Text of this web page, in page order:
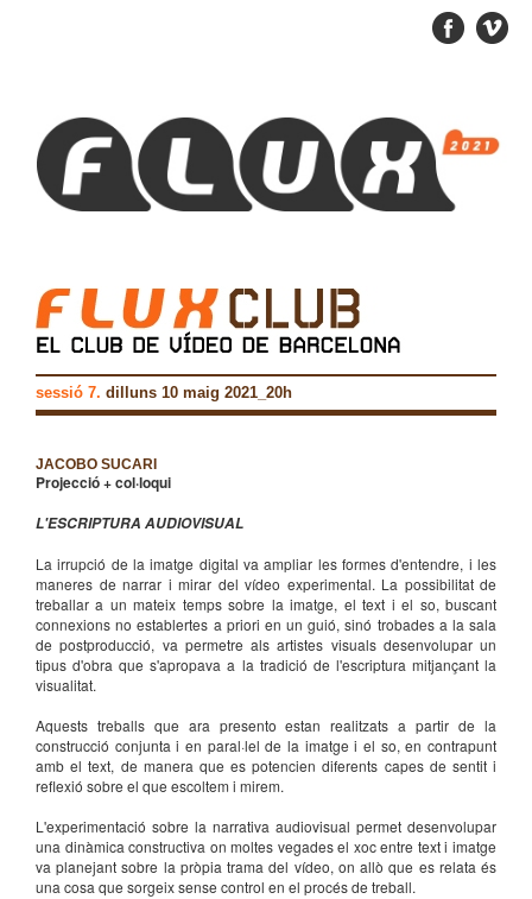
sessió 7. dilluns 10 maig 2021_20h
JACOBO SUCARI
Projecció + col·loqui
L'ESCRIPTURA AUDIOVISUAL
La irrupció de la imatge digital va ampliar les formes d'entendre, i les
maneres de narrar i mirar del vídeo experimental. La possibilitat de
treballar a un mateix temps sobre la imatge, el text i el so, buscant
connexions no establertes a priori en un guió, sinó trobades a la sala
de postproducció, va permetre als artistes visuals desenvolupar un
tipus d'obra que s'apropava a la tradició de l'escriptura mitjançant la
visualitat.
Aquests treballs que ara presento estan realitzats a partir de la
construcció conjunta i en paral·lel de la imatge i el so, en contrapunt
amb el text, de manera que es potencien diferents capes de sentit i
reflexió sobre el que escoltem i mirem.
L'experimentació sobre la narrativa audiovisual permet desenvolupar
una dinàmica constructiva on moltes vegades el xoc entre text i imatge
va planejant sobre la pròpia trama del vídeo, on allò que es relata és
una cosa que sorgeix sense control en el procés de treball.